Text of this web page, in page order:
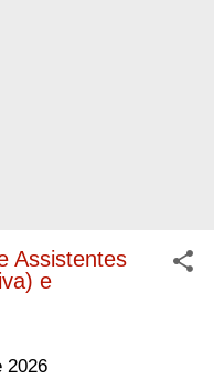
Assistentes
e
2026